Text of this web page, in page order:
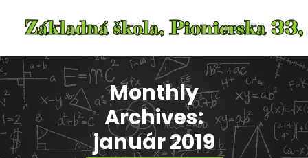
content
Monthly
Archives:
január 2019